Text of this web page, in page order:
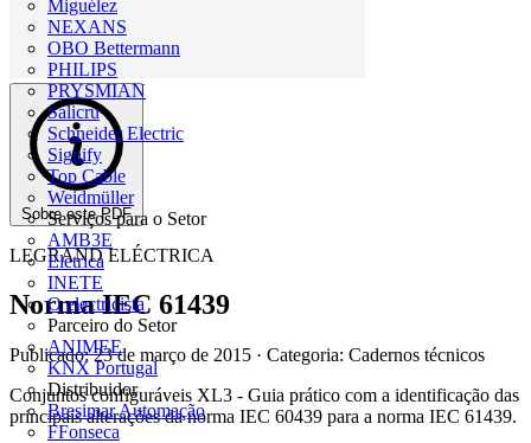
Miguélez
NEXANS
OBO Bettermann
PHILIPS
PRYSMIAN
Salicru
Schneider Electric
Signify
Top Cable
Weidmüller
Serviços para o Setor
AMB3E
Eletrica
INETE
O electricista
Parceiro do Setor
ANIMEE
KNX Portugal
Distribuidor
Bresimar Automação
FFonseca
Sobre este PDF
LEGRAND ELÉCTRICA
Norma IEC 61439
Publicado: 23 de março de 2015 · Categoria: Cadernos técnicos
Conjuntos configuráveis XL3 - Guia prático com a identificação das
principais alterações da norma IEC 60439 para a norma IEC 61439.